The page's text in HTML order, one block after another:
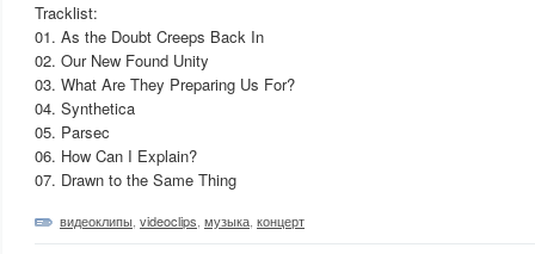
Tracklist:
01. As the Doubt Creeps Back In
02. Our New Found Unity
03. What Are They Preparing Us For?
04. Synthetica
05. Parsec
06. How Can I Explain?
07. Drawn to the Same Thing
видеоклипы videoclips музыка концерт